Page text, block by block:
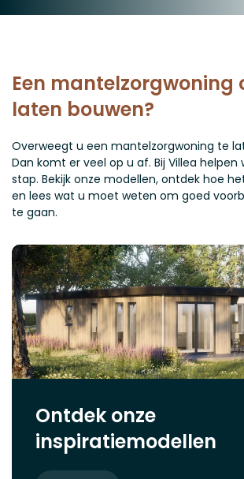
Een mantelzorgwoning
laten bouwen?
Overweegt u een mantelzorgwoning te
Dan komt er veel op u af. Bij Villea helpen
stap. Bekijk onze modellen, ontdek hoe
en lees wat u moet weten om goed
te gaan.
Ontdek onze
inspiratiemodellen